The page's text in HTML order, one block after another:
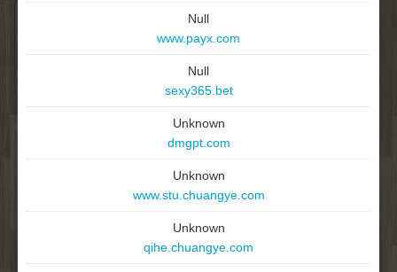
Null
www.payx.com
Null
sexy365.bet
Unknown
dmgpt.com
Unknown
www.stu.chuangye.com
Unknown
qihe.chuangye.com